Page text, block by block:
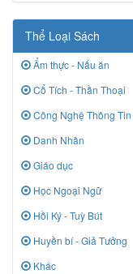
Thể Loại Sách
Ẩm thực - Nấu ăn
Cổ Tích - Thần Thoại
Công Nghệ Thông Tin
Danh Nhân
Giáo dục
Học Ngoại Ngữ
Hồi Ký - Tuỳ Bút
Huyền bí - Giả Tưởng
Khác